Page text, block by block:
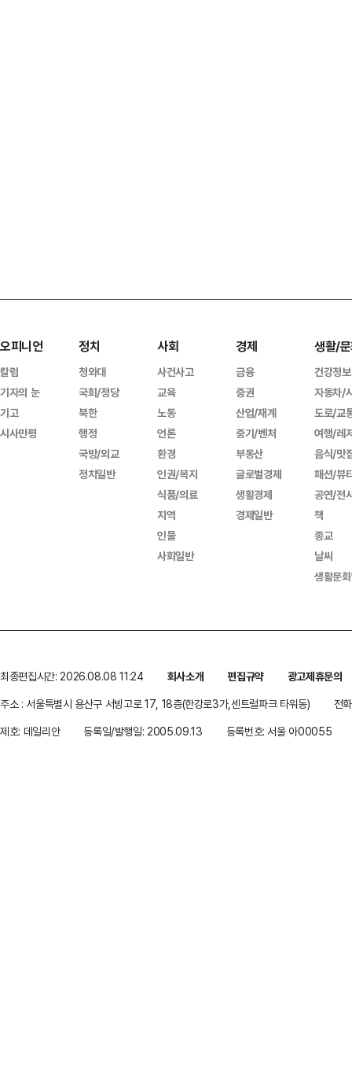
오피니언
칼럼
기자의 눈
기고
시사만평
정치
청와대
국회/정당
북한
행정
국방/외교
정치일반
사회
사건사고
교육
노동
언론
환경
인권/복지
식품/의료
지역
인물
사회일반
경제
금융
증권
산업/재계
중기/벤처
부동산
글로벌경제
생활경제
경제일반
생활/
건강정보
자동차/
도로/교
여행/레
음식/맛
패션/뷰
공연/전
책
종교
날씨
생활문
최종편집시간: 2026.08.08 11:24 회사소개 편집규약
광고제휴문의
주소 : 서울특별시 용산구 서빙고로 17, 18층(한강로3가,센트럴파크 타워동)
전
제호: 데일리안
등록일/발행일: 2005.09.13 등록번호: 서울 아00055